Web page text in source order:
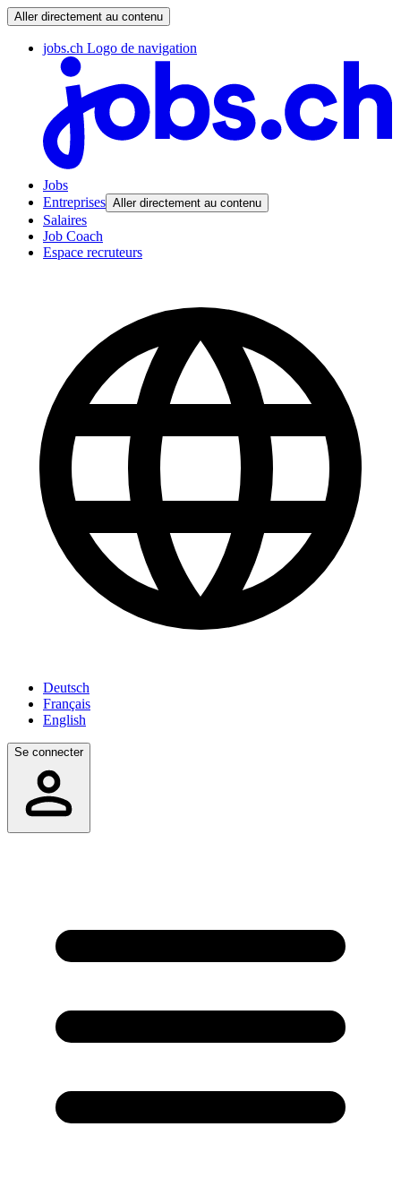
Aller directement au contenu
jobs.ch Logo de navigation
Jobs
Entreprises Aller directement au contenu
Salaires
Job Coach
Espace recruteurs
Deutsch
Français
English
Se connecter